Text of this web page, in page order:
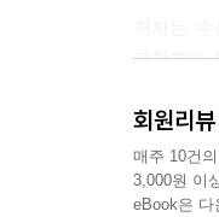
포착한다.
“꺼지지
뇌졸중,
회원리뷰
매주 10건
3,000원 이
eBook은 다